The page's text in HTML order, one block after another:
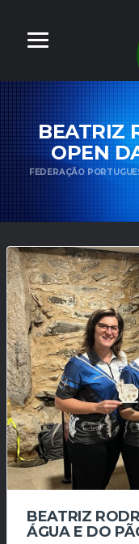
BEATRIZ
OPEN
FEDERAÇÃO
BEATRIZ
ÁGUA E DO